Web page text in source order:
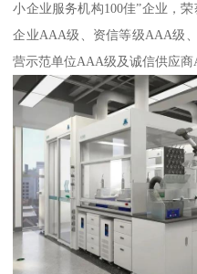
小企业服务机构100佳”企业，
企业AAA级、资信等级AAA级
营示范单位AAA级及诚信供应商